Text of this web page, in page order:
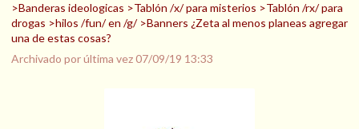
>Banderas ideologicas >Tablón /x/ para misterios >Tablón /rx/ para
drogas >hilos /fun/ en /g/ >Banners ¿Zeta al menos planeas agregar
una de estas cosas?
Archivado por última vez07/09/19 13:33